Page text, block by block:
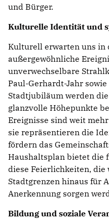
und Bürger.
Kulturelle Identität und
Kulturell erwarten uns in
außergewöhnliche
unverwechselbare
Paul-Gerhardt-Jahr
Stadtjubiläum werden
glanzvolle Höhepunkte
Ereignisse sind weit
sie repräsentieren die
fördern das
Haushaltsplan bietet die
diese Feierlichkeiten, die
Stadtgrenzen hinaus für
Anerkennung sorgen
Bildung und soziale